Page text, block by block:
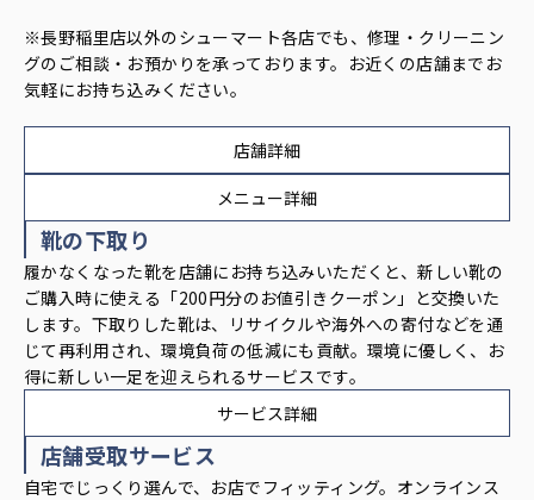
※長野稲里店以外のシューマート各店でも、修理・クリーニン
グのご相談・お預かりを承っております。お近くの店舗までお
気軽にお持ち込みください。
店舗詳細
メニュー詳細
靴の下取り
履かなくなった靴を店舗にお持ち込みいただくと、新しい靴の
ご購入時に使える「200円分のお値引きクーポン」と交換いた
します。下取りした靴は、リサイクルや海外への寄付などを通
じて再利用され、環境負荷の低減にも貢献。環境に優しく、お
得に新しい一足を迎えられるサービスです。
サービス詳細
店舗受取サービス
自宅でじっくり選んで、お店でフィッティング。オンラインス